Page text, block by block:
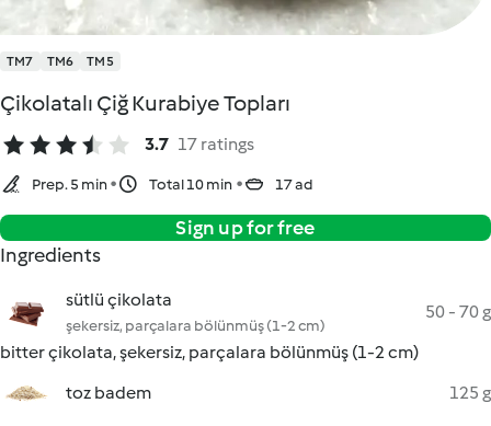
TM7 TM6 TM5
Çikolatalı Çiğ Kurabiye Topları
3.7 17 ratings
Prep. 5 min Total 10 min 17 ad
Sign up for free
Ingredients
sütlü çikolata
şekersiz, parçalara bölünmüş (1-2 cm)
50 - 70 g
bitter çikolata, şekersiz, parçalara bölünmüş (1-2 cm)
toz badem
125 g